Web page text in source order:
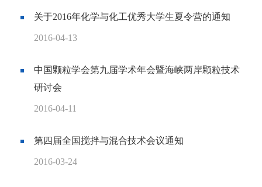
关于2016年化学与化工优秀大学生夏令营的通知
2016-04-13
中国颗粒学会第九届学术年会暨海峡两岸颗粒技术
研讨会
2016-04-11
第四届全国搅拌与混合技术会议通知
2016-03-24